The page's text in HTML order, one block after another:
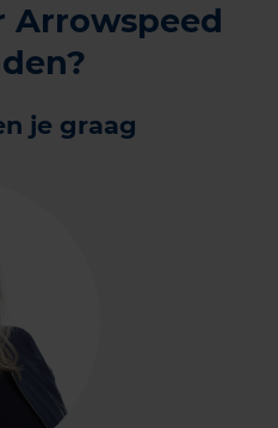
Arrowspeed
je graag